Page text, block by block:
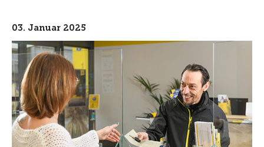
03. Januar 2025